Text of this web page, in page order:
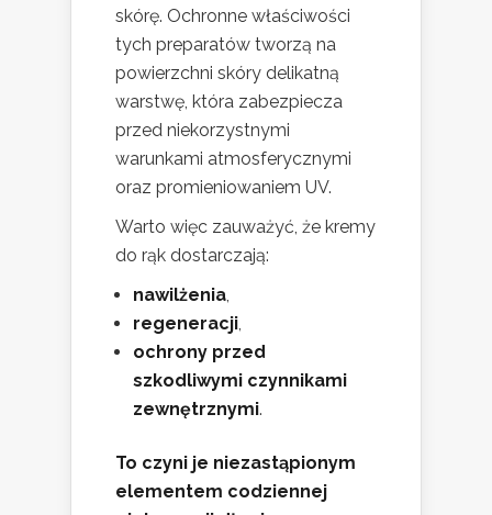
skórę. Ochronne właściwości
tych preparatów tworzą na
powierzchni skóry delikatną
warstwę, która zabezpiecza
przed niekorzystnymi
warunkami atmosferycznymi
oraz promieniowaniem UV.
Warto więc zauważyć, że kremy
do rąk dostarczają:
nawilżenia,
regeneracji,
ochrony przed
szkodliwymi czynnikami
zewnętrznymi.
To czyni je niezastąpionym
elementem codziennej